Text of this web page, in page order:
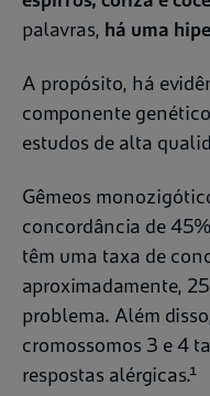
palavras, há uma
A propósito, há
componente
estudos de alta
Gêmeos
concordância de
têm uma taxa de
aproximadamente,
problema. Além
cromossomos 3 e 4
respostas alérgicas.¹